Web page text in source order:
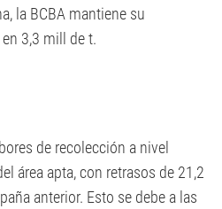
la BCBA mantiene su
3,3 mill de t.
de recolección a nivel
área apta, con retrasos de 21,2
anterior. Esto se debe a las